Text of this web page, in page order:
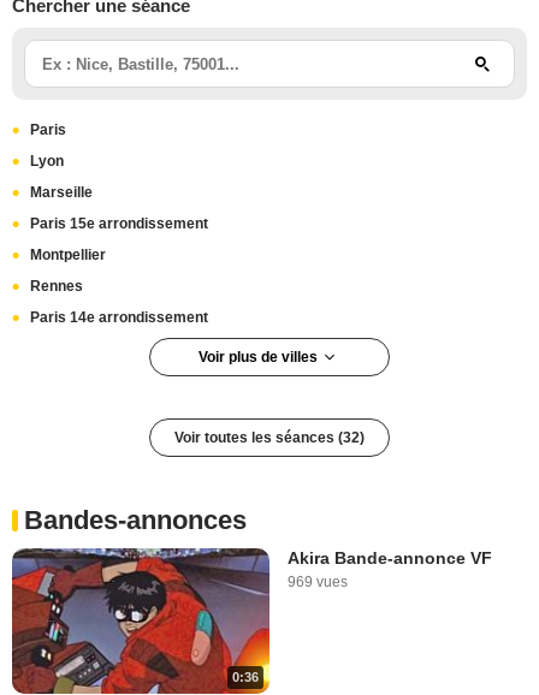
Chercher une séance
Paris
Lyon
Marseille
Paris 15e arrondissement
Montpellier
Rennes
Paris 14e arrondissement
Voir plus de villes
Paris 19e arrondissement
Dijon
Brest
Alès
Nîmes
Bordeaux
Voir toutes les séances (32)
Bandes-annonces
0:36
Akira Bande-annonce VF
969 vues